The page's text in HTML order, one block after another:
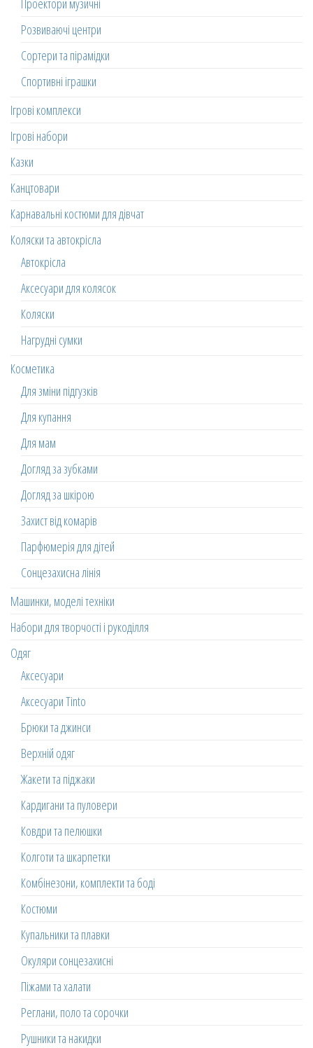
Проектори музичні
Розвиваючі центри
Сортери та пірамідки
Спортивні іграшки
Ігрові комплекси
Ігрові набори
Казки
Канцтовари
Карнавальні костюми для дівчат
Коляски та автокрісла
Автокрісла
Аксесуари для колясок
Коляски
Нагрудні сумки
Косметика
Для зміни підгузків
Для купання
Для мам
Догляд за зубками
Догляд за шкірою
Захист від комарів
Парфюмерія для дітей
Сонцезахисна лінія
Машинки, моделі техніки
Набори для творчості і рукоділля
Одяг
Аксесуари
Аксесуари Tinto
Брюки та джинси
Верхній одяг
Жакети та піджаки
Кардигани та пуловери
Ковдри та пелюшки
Колготи та шкарпетки
Комбінезони, комплекти та боді
Костюми
Купальники та плавки
Окуляри сонцезахисні
Піжами та халати
Реглани, поло та сорочки
Рушники та накидки